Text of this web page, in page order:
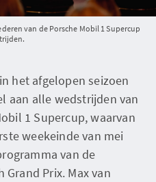
van de Porsche Mobil 1 Supercup
het afgelopen seizoen
aan alle wedstrijden van
1 Supercup, waarvan
weekeinde van mei
van de
Prix. Max van